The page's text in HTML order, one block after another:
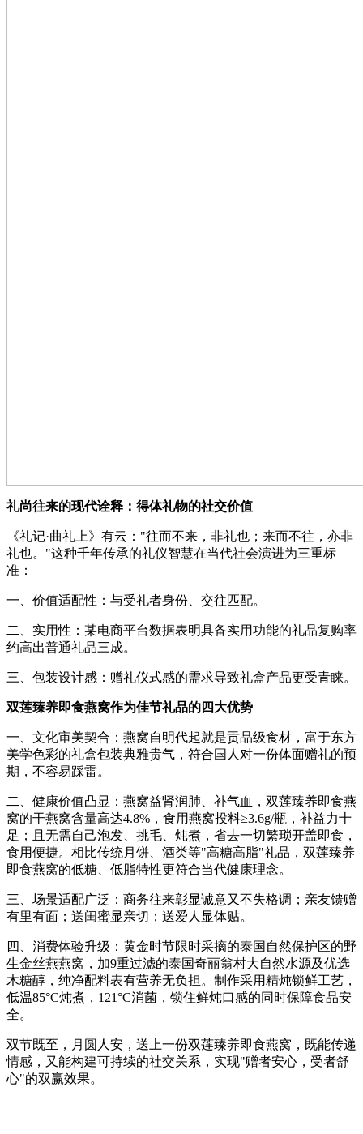
礼尚往来的现代诠释：得体礼物的社交价值
《礼记·曲礼上》有云："往而不来，非礼也；来而不往，亦非
礼也。"这种千年传承的礼仪智慧在当代社会演进为三重标
准：
一、价值适配性：与受礼者身份、交往匹配。
二、实用性：某电商平台数据表明具备实用功能的礼品复购率
约高出普通礼品三成。
三、包装设计感：赠礼仪式感的需求导致礼盒产品更受青睐。
双莲臻养即食燕窝作为佳节礼品的四大优势
一、文化审美契合：燕窝自明代起就是贡品级食材，富于东方
美学色彩的礼盒包装典雅贵气，符合国人对一份体面赠礼的预
期，不容易踩雷。
二、健康价值凸显：燕窝益肾润肺、补气血，双莲臻养即食燕
窝的干燕窝含量高达4.8%，食用燕窝投料≥3.6g/瓶，补益力十
足；且无需自己泡发、挑毛、炖煮，省去一切繁琐开盖即食，
食用便捷。相比传统月饼、酒类等"高糖高脂"礼品，双莲臻养
即食燕窝的低糖、低脂特性更符合当代健康理念。
三、场景适配广泛：商务往来彰显诚意又不失格调；亲友馈赠
有里有面；送闺蜜显亲切；送爱人显体贴。
四、消费体验升级：黄金时节限时采摘的泰国自然保护区的野
生金丝燕燕窝，加9重过滤的泰国奇丽翁村大自然水源及优选
木糖醇，纯净配料表有营养无负担。制作采用精炖锁鲜工艺，
低温85°C炖煮，121°C消菌，锁住鲜炖口感的同时保障食品安
全。
双节既至，月圆人安，送上一份双莲臻养即食燕窝，既能传递
情感，又能构建可持续的社交关系，实现"赠者安心，受者舒
心"的双赢效果。